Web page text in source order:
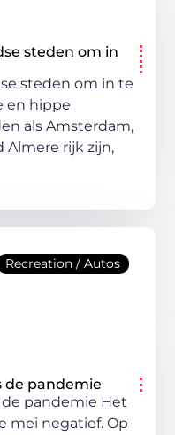
steden om in
steden om in te
en hippe
als Amsterdam,
Almere rijk zijn,
Recreation / Autos
de pandemie
pandemie Het
mei negatief. Op